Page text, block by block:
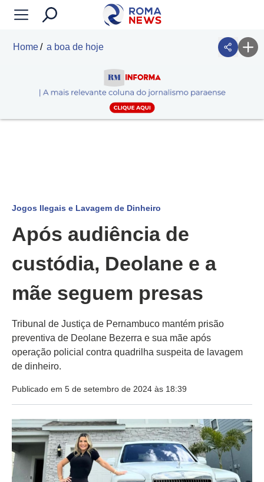
Home a boa de hoje
Jogos Ilegais e Lavagem de Dinheiro
Após audiência de
custódia, Deolane e a
mãe seguem presas
Tribunal de Justiça de Pernambuco mantém prisão
preventiva de Deolane Bezerra e sua mãe após
operação policial contra quadrilha suspeita de lavagem
de dinheiro.
Publicado em 5 de setembro de 2024 às 18:39